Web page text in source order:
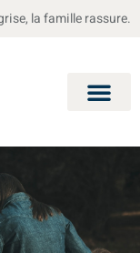
la famille rassure.